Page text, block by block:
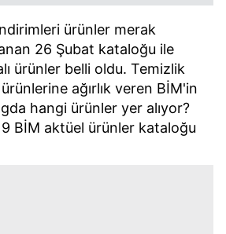
ürünler merak
26 Şubat kataloğu ile
ürünler belli oldu. Temizlik
ağırlık veren BİM'in
hangi ürünler yer alıyor?
BİM aktüel ürünler kataloğu